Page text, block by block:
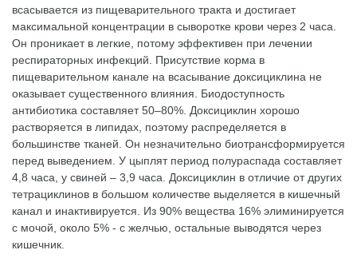
всасывается из пищеварительного тракта и достигает
максимальной концентрации в сыворотке крови через 2 часа.
Он проникает в легкие, потому эффективен при лечении
респираторных инфекций. Присутствие корма в
пищеварительном канале на всасывание доксициклина не
оказывает существенного влияния. Биодоступность
антибиотика составляет 50–80%. Доксициклин хорошо
растворяется в липидах, поэтому распределяется в
большинстве тканей. Он незначительно биотрансформируется
перед выведением. У цыплят период полураспада составляет
4,8 часа, у свиней – 3,9 часа. Доксициклин в отличие от других
тетрациклинов в большом количестве выделяется в кишечный
канал и инактивируется. Из 90% вещества 16% элиминируется
с мочой, около 5% - с желчью, остальные выводятся через
кишечник.